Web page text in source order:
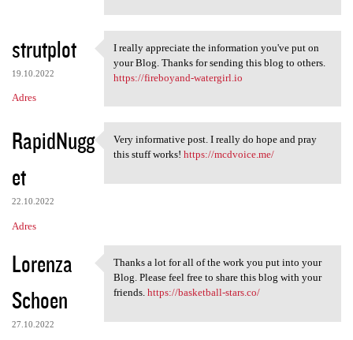
strutplot
19.10.2022
Adres
I really appreciate the
I really appreciate the information you've put on
your Blog. Thanks for sending this blog to others.
https://fireboyand-watergirl.io
RapidNugg
et
22.10.2022
Adres
Very informative post. I
Very informative post. I really do hope and pray
this stuff works! https://mcdvoice.me/
Lorenza
Schoen
27.10.2022
Thanks a lot for all of the
Thanks a lot for all of the work you put into your
Blog. Please feel free to share this blog with your
friends. https://basketball-stars.co/